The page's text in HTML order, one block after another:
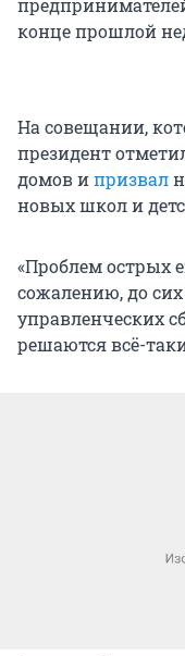
конце прошлой
На совещании,
президент
домов ипризвал
новых школ и
«Проблем острых
сожалению, до
управленческих
решаются всё-